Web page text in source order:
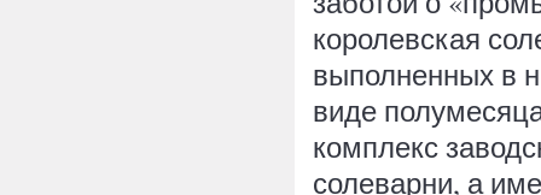
королевская
выполненных в
виде
комплекс
солеварни, а